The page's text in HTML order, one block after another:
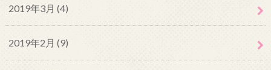
2019年3月 (4)
2019年2月 (9)